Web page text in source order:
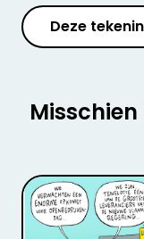
Deze